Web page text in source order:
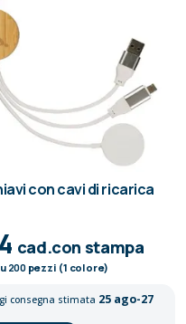
con cavi di ricarica
cad.con stampa
200pezzi (1 colore)
consegna stimata 25 ago-27